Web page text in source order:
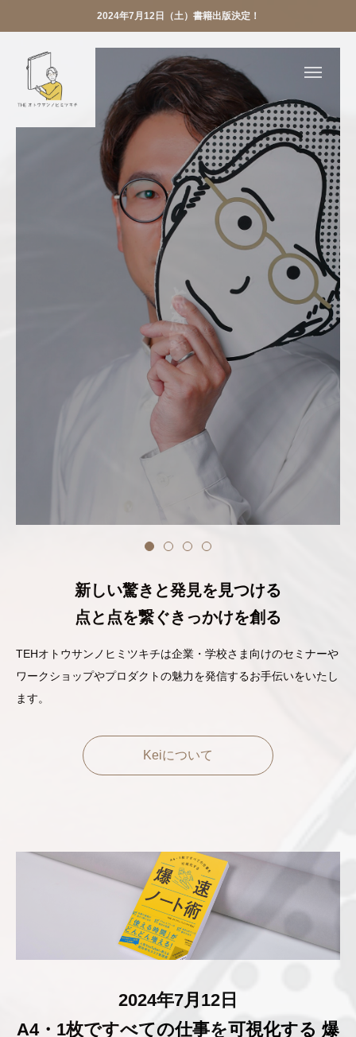
2024年7月12日（土）書籍出版決定！
点と点を繋ぐ。
新しい驚きと発見を見つける
点と点を繋ぐきっかけを創る
TEHオトウサンノヒミツキチは企業・学校さま向けのセミナーや
ワークショップやプロダクトの魅力を発信するお手伝いをいたし
ます。
Keiについて
2024年7月12日
A4・1枚ですべての仕事を可視化する 爆
LINE YouTube
X Bizque
Voicy お仕事依頼